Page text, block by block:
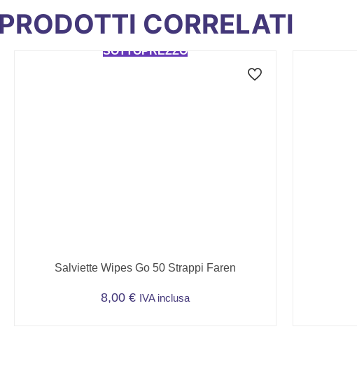
PRODOTTI CORRELATI
SOTTOPREZZO
Salviette Wipes Go 50 Strappi Faren
8,00 € IVA inclusa